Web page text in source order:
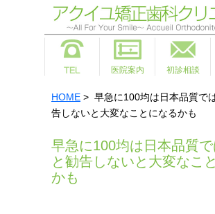
医院案内 初診相談
HOME > 早急に100均は日本品質で
告しないと大変なことになるかも
早急に100均は日本品質
と勧告しないと大変なこ
かも